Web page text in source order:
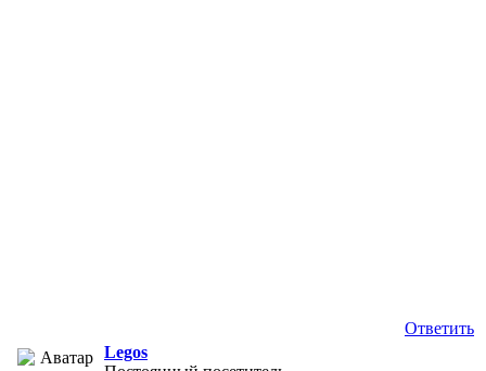
Ответить
Legos